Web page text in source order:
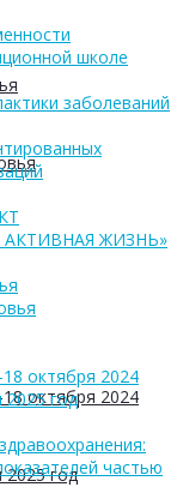
октября 2024
год
школе
заболеваний
ЖИЗНЬ»
октября 2024
год
частью